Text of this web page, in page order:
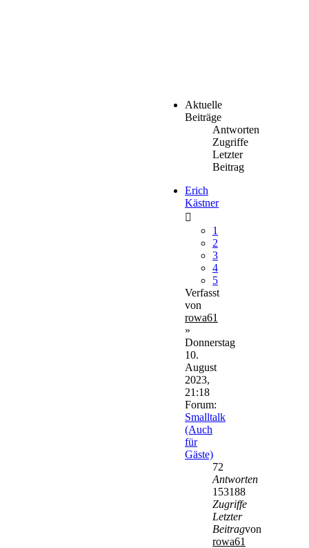
Aktuelle
Beiträge
Antworten
Zugriffe
Letzter
Beitrag
Erich
Kästner
1
2
3
4
5
Verfasst
von
rowa61
»
Donnerstag
10.
August
2023,
21:18
Forum:
Smalltalk
(Auch
für
Gäste)
72
Antworten
153188
Zugriffe
Letzter
Beitragvon
rowa61